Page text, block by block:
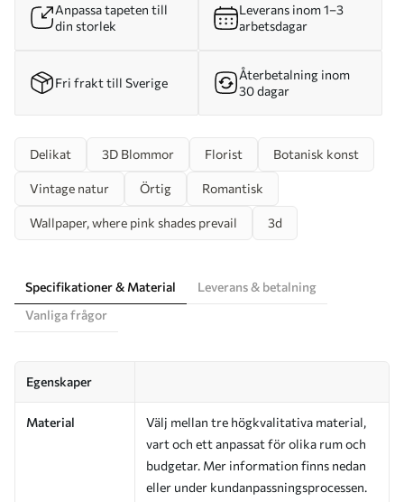
Anpassa tapeten till
din storlek
Leverans inom 1–3
arbetsdagar
Fri frakt till Sverige
Återbetalning inom
30 dagar
Delikat 3D Blommor Florist Botanisk konst
Vintage natur Örtig Romantisk
Wallpaper, where pink shades prevail 3d
Specifikationer & Material
Leverans & betalning
Vanliga frågor
Egenskaper
Material
Välj mellan tre högkvalitativa material,
vart och ett anpassat för olika rum och
budgetar. Mer information finns nedan
eller under kundanpassningsprocessen.